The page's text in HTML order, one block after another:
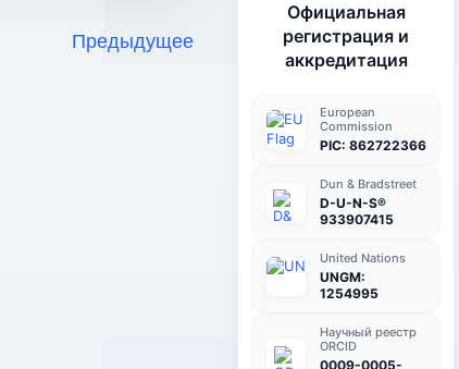
Предыдущее
Официальная
регистрация и
аккредитация
European
Commission
PIC: 862722366
Dun & Bradstreet
D-U-N-S®
933907415
United Nations
UNGM:
1254995
Научный реестр
ORCID
0009-0005-